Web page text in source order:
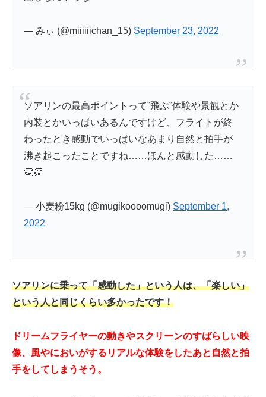
— みぃ (@miiiiiichan_15) September 23, 2022
ソアリンの最高ポイントって”飛ぶ”体験や景観とか
内装とかいっぱいあるんですけど、フライトが終
わったとき感動でいっぱいなあまり自然と拍手が
沸き起こったことですね……ほんと感動した……
👏👏
— 小麦粉15kg (@mugikoooomugi) September 1,
2022
ソアリンに乗って「感動した」という人は、「楽しい」
という人と同じくらい多かったです！
ドリームフライヤーの動きやスクリーンのすばらしい映
像、風やにおいがするリアルな体験をしたあと自然と拍
手をしてしまうそう。